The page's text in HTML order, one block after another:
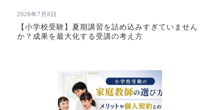
2026年7月8日
【小学校受験】夏期講習を詰め込みすぎていません
か？成果を最大化する受講の考え方